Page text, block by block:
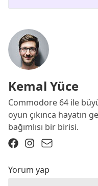
Kemal Yüce
Commodore 64 ile
oyun çıkınca hayatın
bağımlısı bir birisi.
Yorum yap